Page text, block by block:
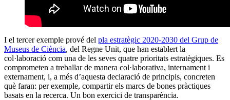
I el tercer exemple prové del pla estratègic 2020-2030 del Grup de
Museus de Ciència, del Regne Unit, que han establert la
col·laboració com una de les seves quatre prioritats estratègiques. Es
comprometen a treballar de manera col·laborativa, internament i
externament, i, a més d’aquesta declaració de principis, concreten
què faran: per exemple, compartir els marcs de bones pràctiques
basats en la recerca. Un bon exercici de transparència.